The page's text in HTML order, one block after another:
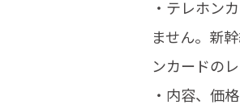
・テレホン
ません。新
ンカードの
・内容、価